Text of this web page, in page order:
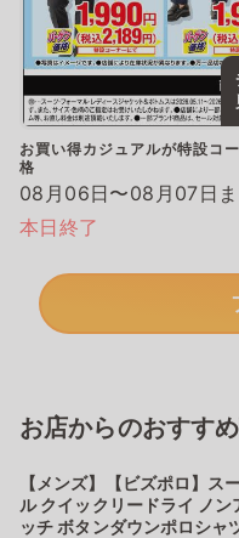
お買い得カジュアルが特設コ
格
08月06日〜08月07日
本日終了
お店からのおすす
【メンズ】【ビズポロ】ス
ル クイックリードライ ノン
ッチ ボタンダウンポロシャ